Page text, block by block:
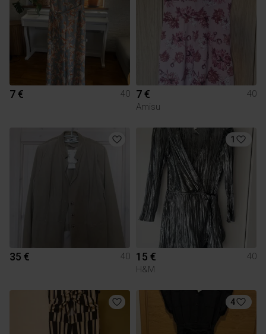
7 € 40 7 €
40
Amisu
35 € 40
1
15 €
40
H&M
4